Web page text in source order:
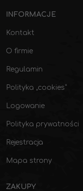
INFORMACJE
Kontakt
O firmie
Regulamin
Polityka „cookies”
Logowanie
Polityka prywatności
Rejestracja
Mapa strony
ZAKUPY